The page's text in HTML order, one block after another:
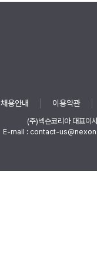
채용안내 이용약관
(주)넥슨코리아 대표이
E-mail : contact-